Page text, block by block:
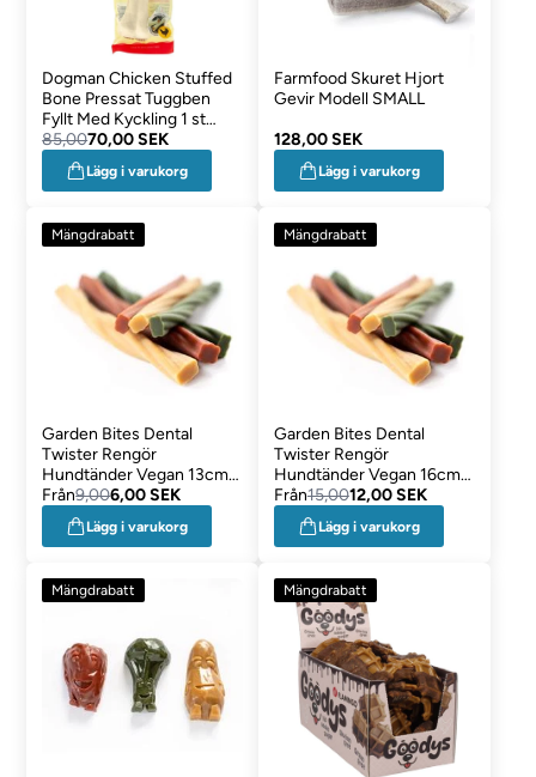
Dogman Chicken Stuffed
Bone Pressat Tuggben
Fyllt Med Kyckling 1 st
20cm
85,0070,00 SEK
Lägg i varukorg
Farmfood Skuret Hjort
Gevir Modell SMALL
128,00 SEK
Lägg i varukorg
Mängdrabatt
Garden Bites Dental
Twister Rengör
Hundtänder Vegan 13cm
1st
Från9,006,00 SEK
Lägg i varukorg
Mängdrabatt
Garden Bites Dental
Twister Rengör
Hundtänder Vegan 16cm
1st
Från15,0012,00 SEK
Lägg i varukorg
Mängdrabatt Mängdrabatt